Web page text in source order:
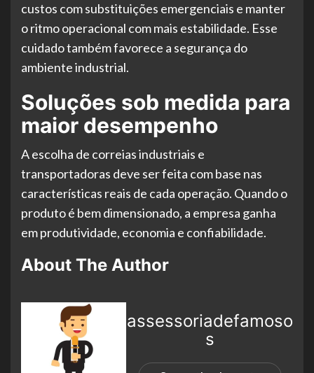
custos com substituições emergenciais e manter
o ritmo operacional com mais estabilidade. Esse
cuidado também favorece a segurança do
ambiente industrial.
Soluções sob medida para
maior desempenho
A escolha de correias industriais e
transportadoras deve ser feita com base nas
características reais de cada operação. Quando o
produto é bem dimensionado, a empresa ganha
em produtividade, economia e confiabilidade.
About The Author
assessoriadefamoso
s